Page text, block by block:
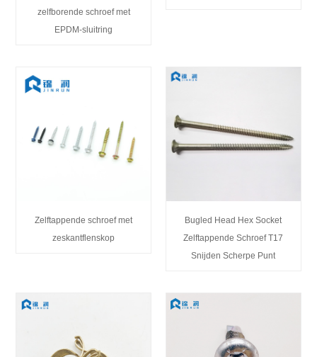
zelfborende schroef met
EPDM-sluitring
Zelftappende schroef met
zeskantflenskop
Bugled Head Hex Socket
Zelftappende Schroef T17
Snijden Scherpe Punt